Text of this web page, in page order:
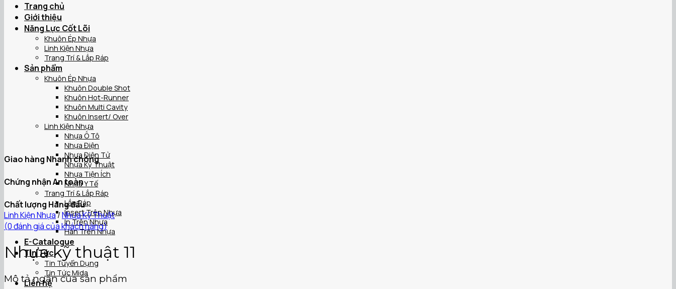
Trang chủ
Giới thiệu
Năng Lực Cốt Lõi
Khuôn Ép Nhựa
Linh Kiện Nhựa
Trang Trí & Lắp Ráp
Sản phẩm
Khuôn Ép Nhựa
Khuôn Double Shot
Khuôn Hot-Runner
Khuôn Multi Cavity
Khuôn Insert/ Over
Linh Kiện Nhựa
Nhựa Ô Tô
Nhựa Điện
Nhựa Điện Tử
Nhựa Kỹ Thuật
Nhựa Tiện Ích
Nhựa Y Tế
Trang Trí & Lắp Ráp
Lắp Ráp
Insert Trên Nhựa
In Trên Nhựa
Hàn Trên Nhựa
E-Catalogue
Tin Tức
Tin Tuyển Dụng
Tin Tức Mida
Liên hệ
Giao hàng Nhanh chóng
Chứng nhận An toàn
Chất lượng Hàng đầu
Linh Kiện Nhựa/Nhựa Kỹ Thuật
(0đánh giá của khách hàng)
Nhựa kỹ thuật 11
Mô tả ngắn của sản phẩm